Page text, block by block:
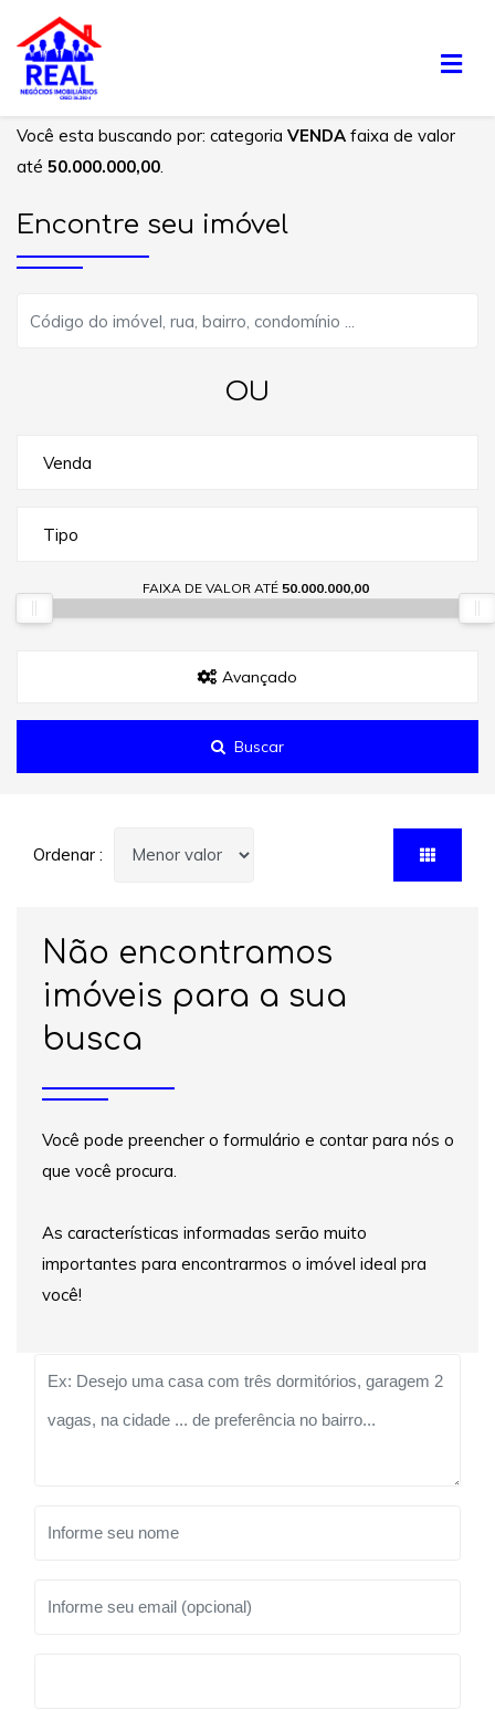
Você esta buscando por: categoria VENDA faixa de valor
até 50.000.000,00
Encontre seu imóvel
OU
Venda
Tipo
FAIXA DE VALOR ATÉ 50.000.000,00
Avançado
Buscar
Ordenar :
Não encontramos
imóveis para a sua
busca
Você pode preencher o formulário e contar para nós o
que você procura.
As características informadas serão muito
importantes para encontrarmos o imóvel ideal pra
você!